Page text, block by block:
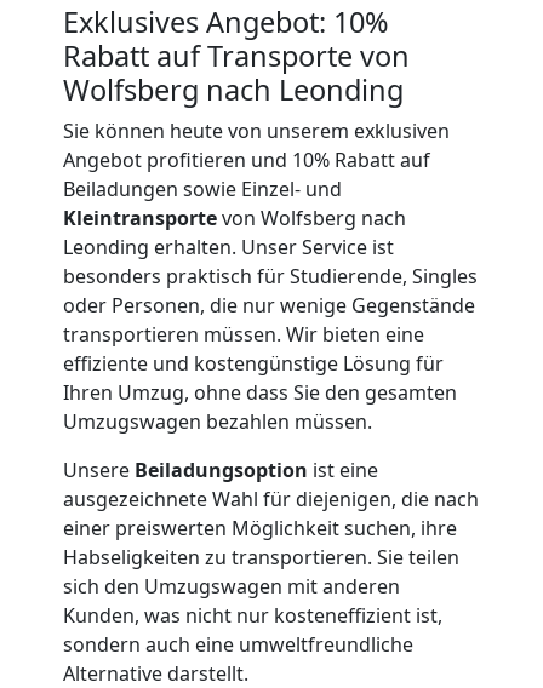
Exklusives Angebot: 10%
Rabatt auf Transporte von
Wolfsberg nach Leonding
Sie können heute von unserem exklusiven
Angebot profitieren und 10% Rabatt auf
Beiladungen sowie Einzel- und
Kleintransportevon Wolfsberg nach
Leonding erhalten. Unser Service ist
besonders praktisch für Studierende, Singles
oder Personen, die nur wenige Gegenstände
transportieren müssen. Wir bieten eine
effiziente und kostengünstige Lösung für
Ihren Umzug, ohne dass Sie den gesamten
Umzugswagen bezahlen müssen.
Unsere Beiladungsoption ist eine
ausgezeichnete Wahl für diejenigen, die nach
einer preiswerten Möglichkeit suchen, ihre
Habseligkeiten zu transportieren. Sie teilen
sich den Umzugswagen mit anderen
Kunden, was nicht nur kosteneffizient ist,
sondern auch eine umweltfreundliche
Alternative darstellt.
International
Internationaler
Umzug
Nationaler
Umzug